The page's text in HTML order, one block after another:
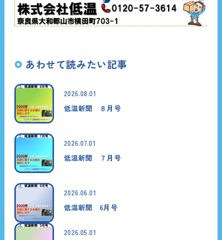
あわせて読みたい記事
2026.08.01
低温新聞 ８月号
2026.07.01
低温新聞 ７月号
2026.06.01
低温新聞 6月号
2026.05.01